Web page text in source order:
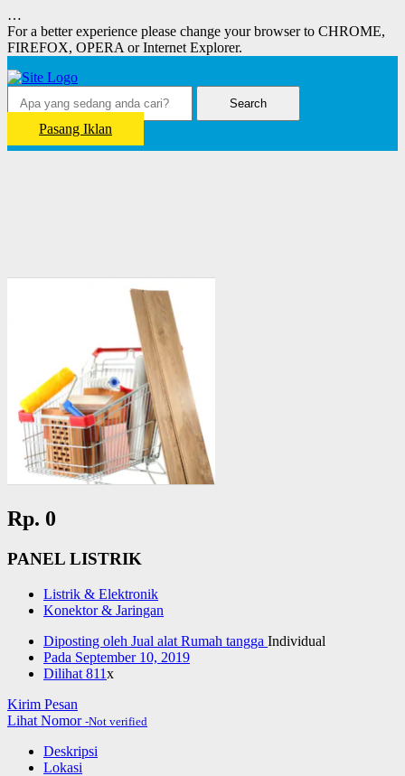
…
For a better experience please change your browser to CHROME,
FIREFOX, OPERA or Internet Explorer.
Search
Pasang Iklan
Rp. 0
PANEL LISTRIK
Listrik & Elektronik
Konektor & Jaringan
Diposting oleh Jual alat Rumah tangga Individual
Pada September 10, 2019
Dilihat 811x
Kirim Pesan
Lihat Nomor -Not verified
Deskripsi
Lokasi